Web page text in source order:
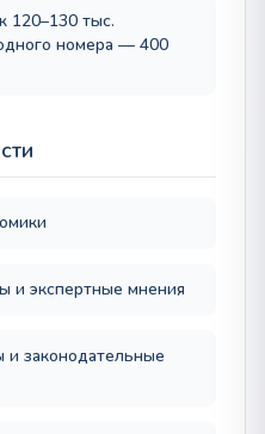
120–130 тыс.
номера — 400
и экспертные мнения
законодательные